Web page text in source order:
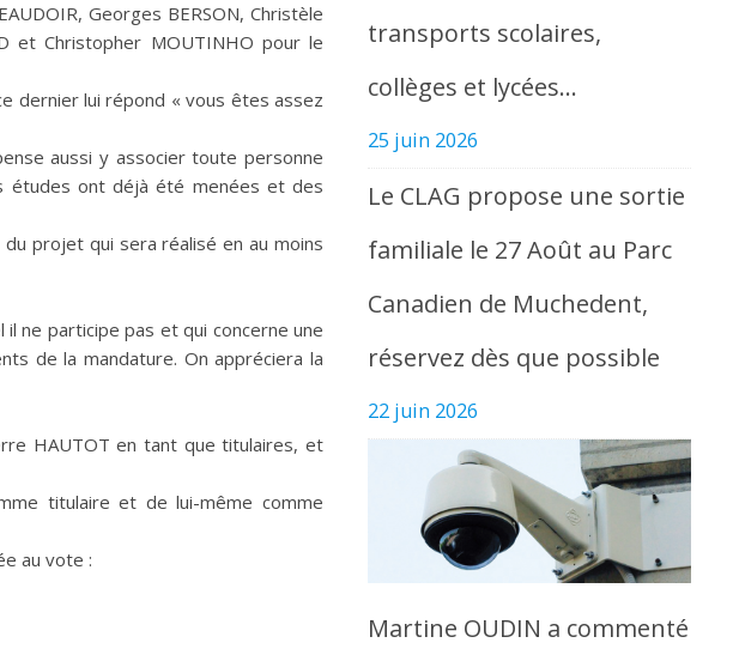
Georges BERSON, Christèle
et Christopher MOUTINHO pour le
dernier lui répond « vous êtes assez
aussi y associer toute personne
études ont déjà été menées et des
du projet qui sera réalisé en au moins
ne participe pas et qui concerne une
de la mandature. On appréciera la
HAUTOT en tant que titulaires, et
titulaire et de lui-même comme
au vote :
transports scolaires,
collèges et lycées…
25 juin 2026
Le CLAG propose une sortie
familiale le 27 Août au Parc
Canadien de Muchedent,
réservez dès que possible
22 juin 2026
Martine OUDIN a commenté